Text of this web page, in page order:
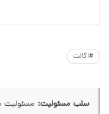
#اکانت
سلب مسئولیت: مسئولیت